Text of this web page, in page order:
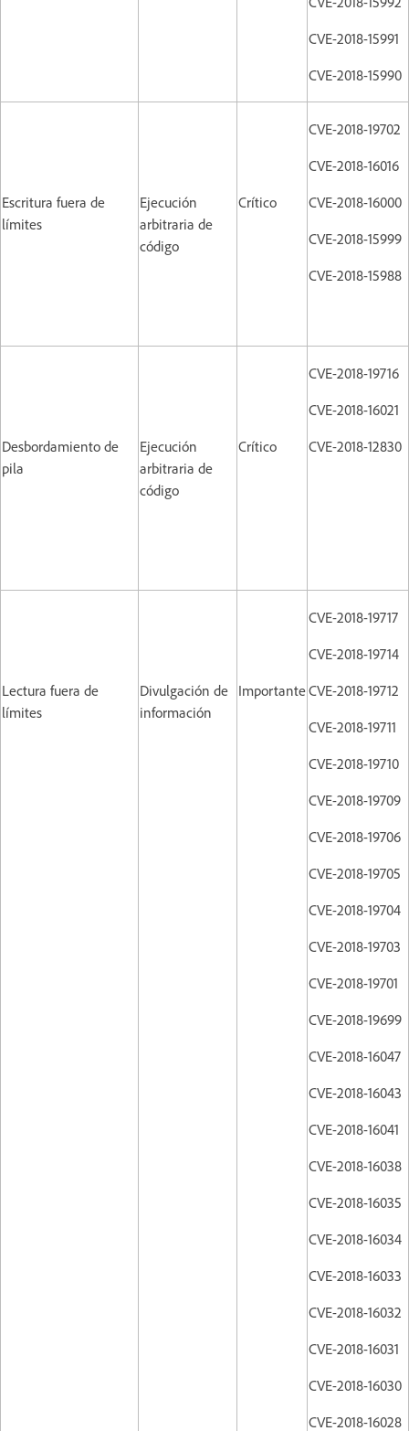
CVE-2018-15991
CVE-2018-15990
Escritura fuera de
límites
Ejecución
arbitraria de
código
Crítico
CVE-2018-19702
CVE-2018-16016
CVE-2018-16000
CVE-2018-15999
CVE-2018-15988
Desbordamiento de
pila
Ejecución
arbitraria de
código
Crítico
CVE-2018-19716
CVE-2018-16021
CVE-2018-12830
Lectura fuera de
límites
Divulgación de
información
Importante
CVE-2018-19717
CVE-2018-19714
CVE-2018-19712
CVE-2018-19711
CVE-2018-19710
CVE-2018-19709
CVE-2018-19706
CVE-2018-19705
CVE-2018-19704
CVE-2018-19703
CVE-2018-19701
CVE-2018-19699
CVE-2018-16047
CVE-2018-16043
CVE-2018-16041
CVE-2018-16038
CVE-2018-16035
CVE-2018-16034
CVE-2018-16033
CVE-2018-16032
CVE-2018-16031
CVE-2018-16030
CVE-2018-16028